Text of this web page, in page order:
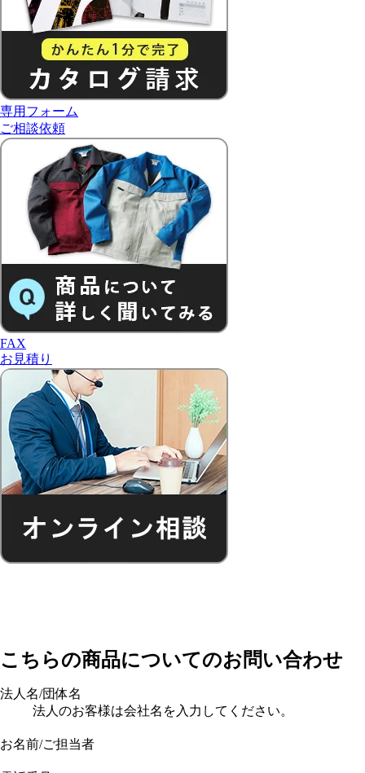
専用フォーム
ご相談依頼
FAX
お見積り
こちらの商品についてのお問い合わせ
法人名/団体名
法人のお客様は会社名を入力してください。
お名前/ご担当者